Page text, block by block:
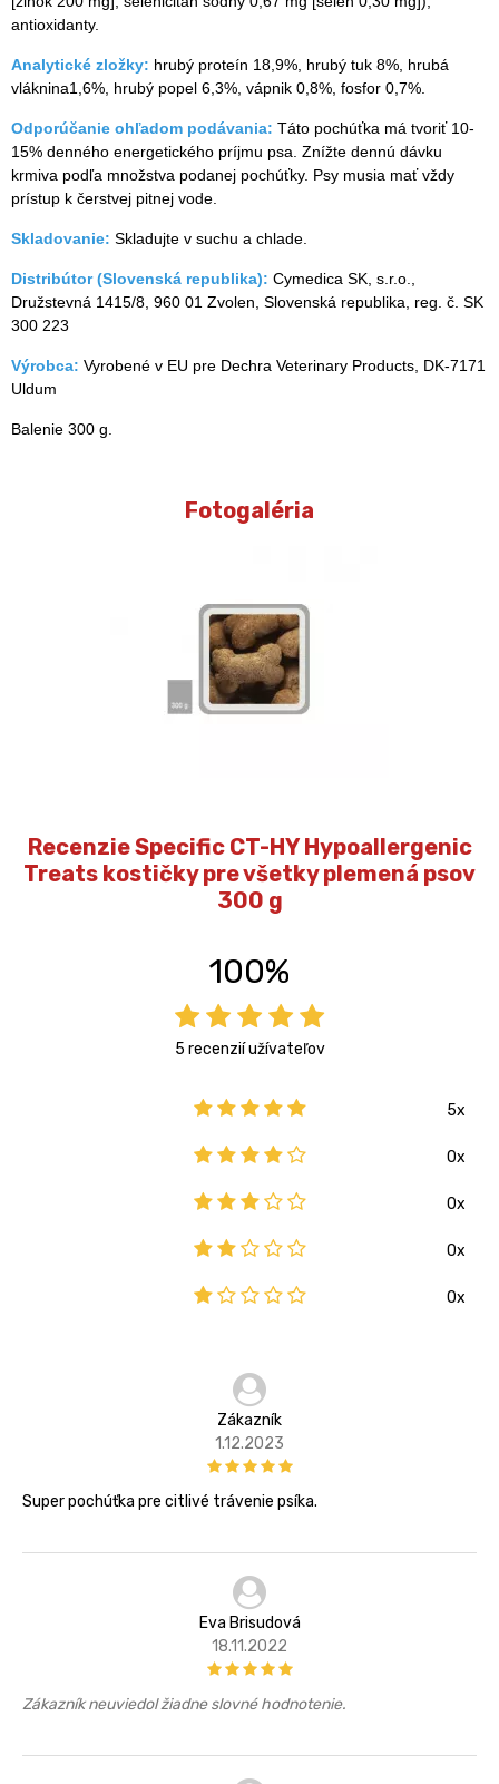
antioxidanty.
Analytické zložky: hrubý proteín 18,9%, hrubý tuk 8%, hrubá
vláknina1,6%, hrubý popel 6,3%, vápnik 0,8%, fosfor 0,7%.
Odporúčanie ohľadom podávania: Táto pochúťka má tvoriť 10-
15% denného energetického príjmu psa. Znížte dennú dávku
krmiva podľa množstva podanej pochúťky. Psy musia mať vždy
prístup k čerstvej pitnej vode.
Skladovanie: Skladujte v suchu a chlade.
Distribútor (Slovenská republika): Cymedica SK, s.r.o.,
Družstevná 1415/8, 960 01 Zvolen, Slovenská republika, reg. č. SK
300 223
Výrobca: Vyrobené v EU pre Dechra Veterinary Products, DK-7171
Uldum
Balenie 300 g.
Fotogaléria
Recenzie Specific CT-HY Hypoallergenic
Treats kostičky pre všetky plemená psov
300 g
100%
5 recenzií užívateľov
5x
0x
0x
0x
0x
Zákazník
1.12.2023
Super pochúťka pre citlivé trávenie psíka.
Eva Brisudová
18.11.2022
Zákazník neuviedol žiadne slovné hodnotenie.